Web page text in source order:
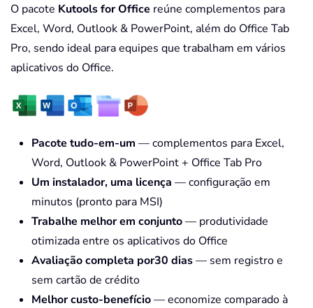
O pacote Kutools for Office reúne complementos para
Excel, Word, Outlook & PowerPoint, além do Office Tab
Pro, sendo ideal para equipes que trabalham em vários
aplicativos do Office.
Pacote tudo-em-um — complementos para Excel,
Word, Outlook & PowerPoint + Office Tab Pro
Um instalador, uma licença — configuração em
minutos (pronto para MSI)
Trabalhe melhor em conjunto— produtividade
otimizada entre os aplicativos do Office
Avaliação completa por30 dias— sem registro e
sem cartão de crédito
Melhor custo-benefício— economize comparado à